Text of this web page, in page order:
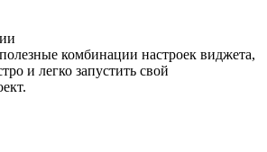
комбинации настроек виджета,
и легко запустить свой